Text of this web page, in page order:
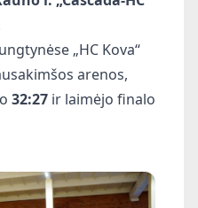
„HC Kova“
arenos,
32:27 ir laimėjo finalo